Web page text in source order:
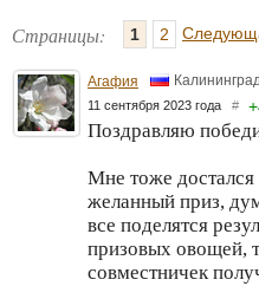
Страницы: 1 2
Агафия
11 сентября 2023 года # +
Поздравляю
Мне тоже
желанный приз,
все поделятся
призовых овощей,
совместничек